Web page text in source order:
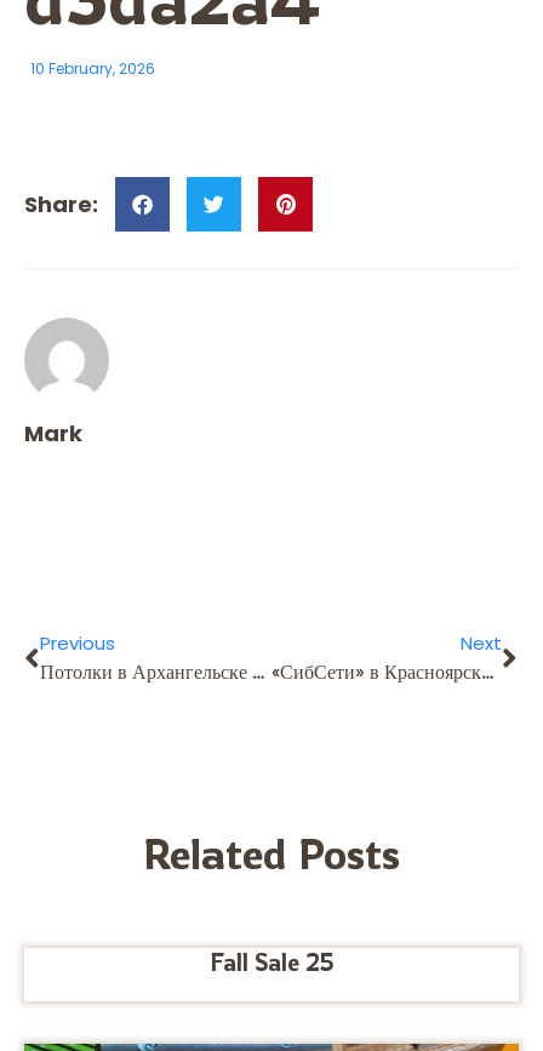
10 February, 2026
Mark
Previous
Потолки в Архангельске — качественно, быстро и с гарантией. Осуществляем проффессиональный монтаж в ванную, на кухню, в комнату, в коридор; Подберем практичный вариант натяжных потолков под интерьер; Выполняем работы любой сложности, предлагаем большой выбор сатиновых полотен. Рассчитаем стоимость — позвоните! Потолки под ключ в комнате — любая сложность. в Архангельском регионе — с установкой за день- [url=https://29-potolok.ru/]натяжные потолки глянцевые в архангельске высота[/url] натяжные потолки в комнату высота – [url=http://29-potolok.ru]https://www.29-potolok.ru[/url] [url=https://clients1.google.com.pr/url?q=https://29-potolok.ru/]https://image.google.so/url?q=https://29-potolok.ru/[/url] [url=http://www2.saganet.ne.jp/cgi-bin/hatto/board/wwwboard.pl/25kat.ru/music/www.frei-diplom11.ru/google.nr/url?q]Качественная установка натяжных потолков в Архангельске: быстро, качественно, с гарантией[/url] df874d3
Next
«СибСети» в Красноярске предоставляют: • интерактивное ТВ; • Точную оценку доступных технологий в вашем доме • Определение оптимального сочетания интернета и ТВ под ваши задачи • Проверку возможности подключения по вашему адресу • Грамотный монтаж роутера • отсутствие скрытых платежей на весь срок обслуживания [url=internet-sibirskie-seti.ru/krasnoyarsk]сибсети подключение интернета[/url] сколько стоит подключить интернет сибсети – [url=https://www.internet-sibirskie-seti.ru /]https://internet-sibirskie-seti.ru/krasnoyarsk[/url] [url=http://maps.google.com.sl/url?q=https://internet-sibirskie-seti.ru/krasnoyarsk]http://www.google.co.ao/url?q=https://internet-sibirskie-seti.ru/krasnoyarsk[/url] [url=http://wbbet88.com/forum.php?mod=viewthread&tid=2882&pid=2618314&page=19008&extra=#pid2618314]Домашний интернет и ТВ от «СибСети» в вашем доме[/url] 030f23c
Related Posts
Fall Sale 25